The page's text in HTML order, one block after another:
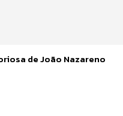
de João Nazareno